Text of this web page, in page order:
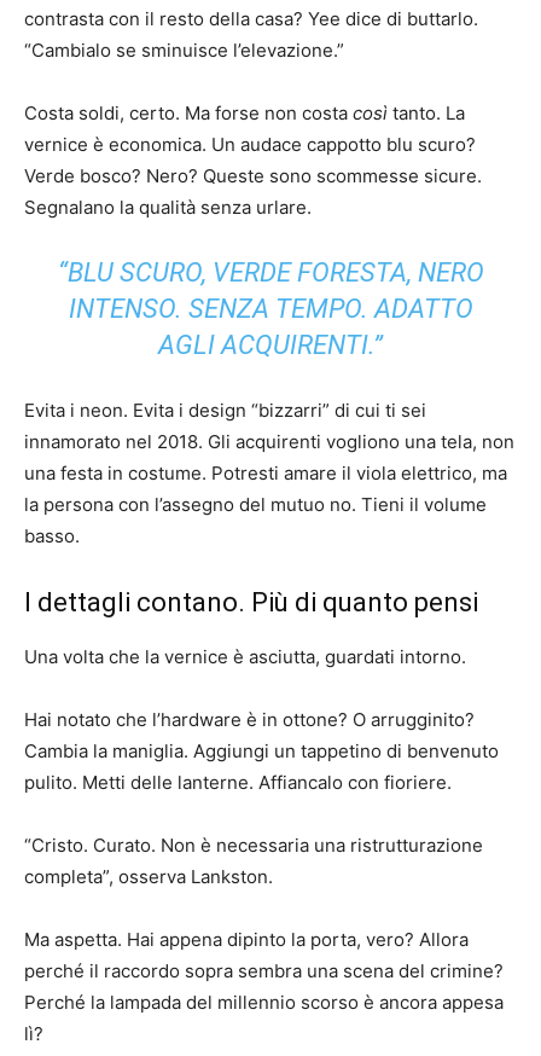
contrasta con il resto della casa? Yee dice di buttarlo.
“Cambialo se sminuisce l’elevazione.”
Costa soldi, certo. Ma forse non costa così tanto. La
vernice è economica. Un audace cappotto blu scuro?
Verde bosco? Nero? Queste sono scommesse sicure.
Segnalano la qualità senza urlare.
“BLU SCURO, VERDE FORESTA, NERO
INTENSO. SENZA TEMPO. ADATTO
AGLI ACQUIRENTI.”
Evita i neon. Evita i design “bizzarri” di cui ti sei
innamorato nel 2018. Gli acquirenti vogliono una tela, non
una festa in costume. Potresti amare il viola elettrico, ma
la persona con l’assegno del mutuo no. Tieni il volume
basso.
I dettagli contano. Più di quanto pensi
Una volta che la vernice è asciutta, guardati intorno.
Hai notato che l’hardware è in ottone? O arrugginito?
Cambia la maniglia. Aggiungi un tappetino di benvenuto
pulito. Metti delle lanterne. Affiancalo con fioriere.
“Cristo. Curato. Non è necessaria una ristrutturazione
completa”, osserva Lankston.
Ma aspetta. Hai appena dipinto la porta, vero? Allora
perché il raccordo sopra sembra una scena del crimine?
Perché la lampada del millennio scorso è ancora appesa
lì?